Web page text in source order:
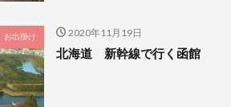
お出掛け 2020年11月19日
北海道 新幹線で行く函館